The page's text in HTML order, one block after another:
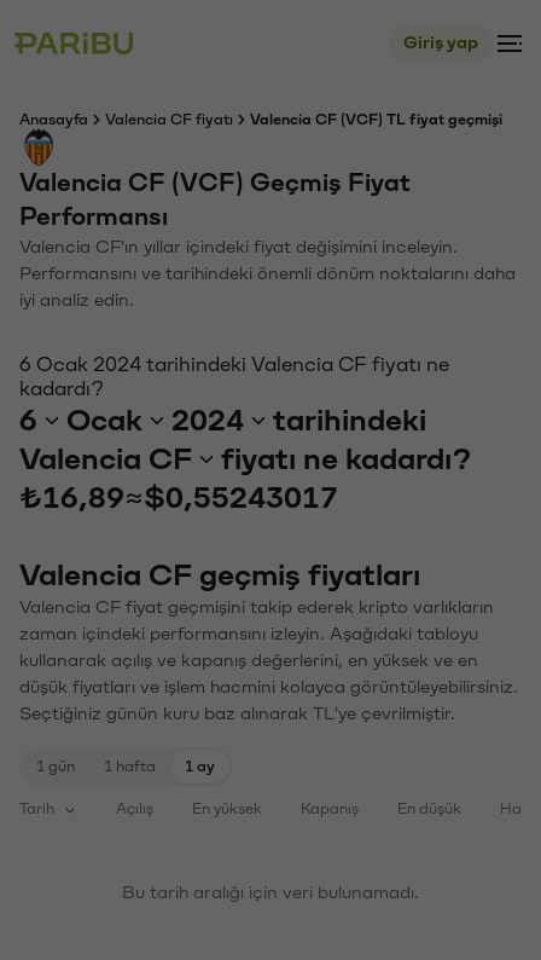
Giriş yap
Anasayfa Valencia CF fiyatı Valencia CF (VCF) TL fiyat geçmişi
Valencia CF (VCF) Geçmiş Fiyat
Performansı
Valencia CF'ın yıllar içindeki fiyat değişimini inceleyin.
Performansını ve tarihindeki önemli dönüm noktalarını daha
iyi analiz edin.
6 Ocak 2024 tarihindeki Valencia CF fiyatı ne
kadardı?
6 Ocak 2024
tarihindeki
Valencia CF
fiyatı ne kadardı?
₺16,89≈$0,55243017
Valencia CF geçmiş fiyatları
Valencia CF fiyat geçmişini takip ederek kripto varlıkların
zaman içindeki performansını izleyin. Aşağıdaki tabloyu
kullanarak açılış ve kapanış değerlerini, en yüksek ve en
düşük fiyatları ve işlem hacmini kolayca görüntüleyebilirsiniz.
Seçtiğiniz günün kuru baz alınarak TL'ye çevrilmiştir.
1 gün 1 hafta 1 ay
Tarih Açılış En yüksek Kapanış En düşük
Bu tarih aralığı için veri bulunamadı.